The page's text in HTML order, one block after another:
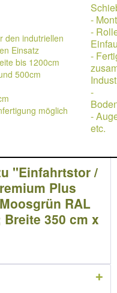
den indutriellen
Einsatz
bis 1200cm
500cm
möglich
-
-
-
-
-
etc.
"Einfahrtstor /
Plus
RAL
350 cm x